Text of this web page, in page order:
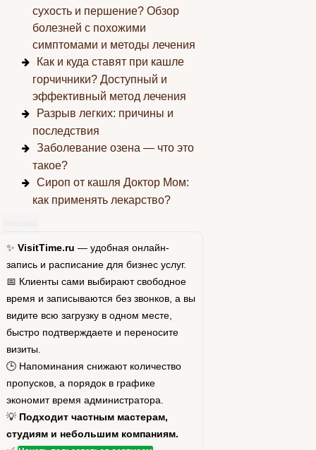
сухость и першение? Обзор
болезней с похожими
симптомами и методы лечения
Как и куда ставят при кашле
горчичники? Доступный и
эффективный метод лечения
Разрыв легких: причины и
последствия
Заболевание озена — что это
такое?
Сироп от кашля Доктор Мом:
как применять лекарство?
✨ VisitTime.ru — удобная онлайн-
запись и расписание для бизнес услуг.
📅 Клиенты сами выбирают свободное
время и записываются без звонков, а вы
видите всю загрузку в одном месте,
быстро подтверждаете и переносите
визиты.
🕒 Напоминания снижают количество
пропусков, а порядок в графике
экономит время администратора.
💡 Подходит частным мастерам,
студиям и небольшим компаниям.